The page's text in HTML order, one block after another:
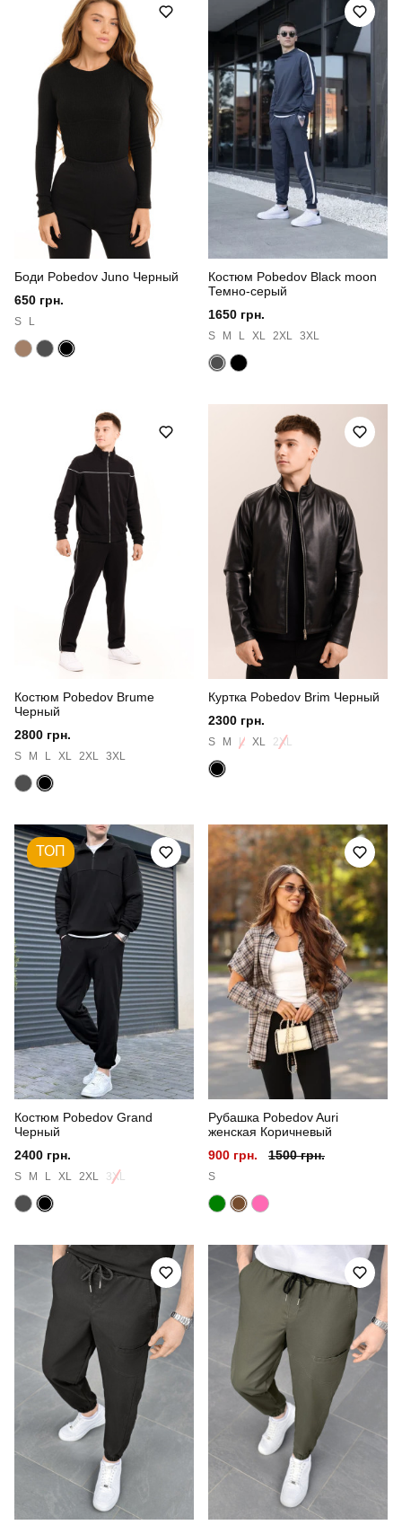
Боди Pobedov Juno Черный
650 грн.
S L
Костюм Pobedov Black moon
Темно-серый
1650 грн.
S M L XL 2XL 3XL
Костюм Pobedov Brume
Черный
2800 грн.
S M L XL 2XL 3XL
Куртка Pobedov Brim Черный
2300 грн.
S M L XL 2XL
ТОП
Костюм Pobedov Grand
Черный
2400 грн.
S M L XL 2XL 3XL
Рубашка Pobedov Auri
женская Коричневый
900 грн.
1500 грн.
S